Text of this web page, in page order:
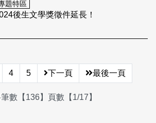
題特區
後生文學獎徵件延長！
4 5 下一頁 最後一頁
數【136】頁數【1/17】